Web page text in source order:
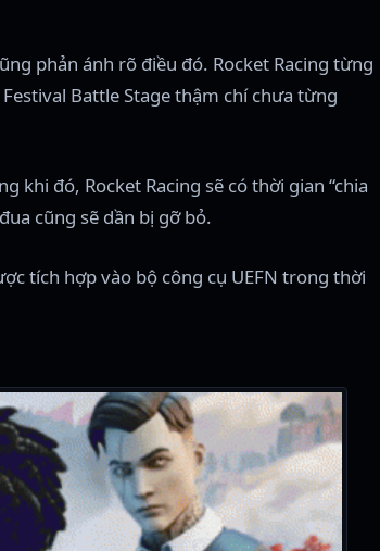
phản ánh rõ điều đó. Rocket Racing từng
Battle Stage thậm chí chưa từng
khi đó, Rocket Racing sẽ có thời gian “chia
cũng sẽ dần bị gỡ bỏ.
tích hợp vào bộ công cụ UEFN trong thời